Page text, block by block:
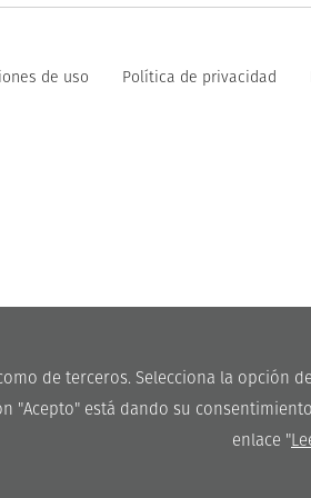
de uso Política de privacidad
de terceros. Selecciona la opción
"Acepto" está dando su
enlace "